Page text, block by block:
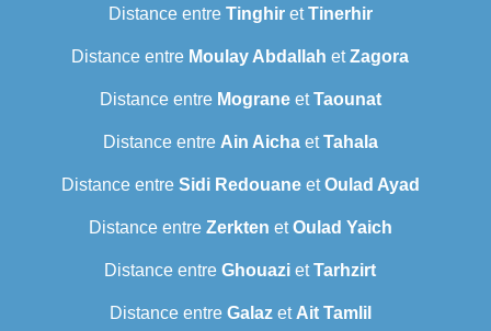
Distance entre TinghiretTinerhir
Distance entre Moulay Abdallah etZagora
Distance entre MograneetTaounat
Distance entre Ain AichaetTahala
Distance entre Sidi RedouaneetOulad Ayad
Distance entre Zerkten etOulad Yaich
Distance entre Ghouazi etTarhzirt
Distance entre Galazet Ait Tamlil